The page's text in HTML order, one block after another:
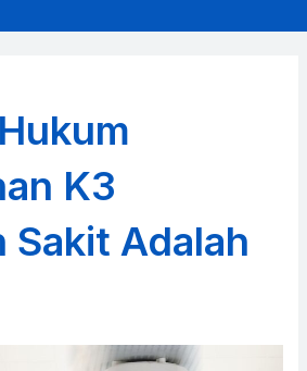
K3
Sakit Adalah